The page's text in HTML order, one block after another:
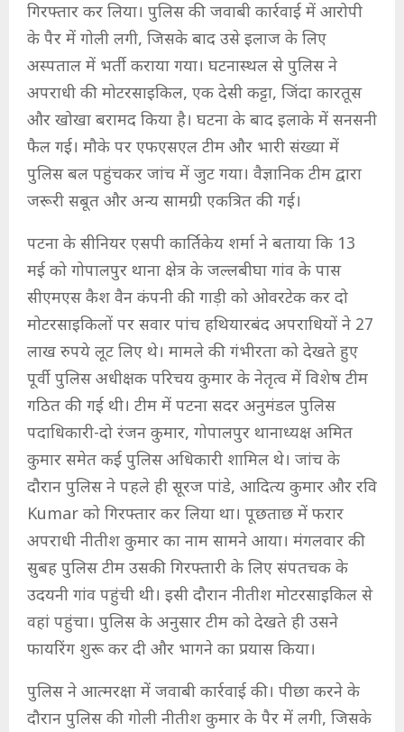
गिरफ्तार कर लिया। पुलिस की जवाबी कार्रवाई में आरोपी
के पैर में गोली लगी, जिसके बाद उसे इलाज के लिए
अस्पताल में भर्ती कराया गया। घटनास्थल से पुलिस ने
अपराधी की मोटरसाइकिल, एक देसी कट्टा, जिंदा कारतूस
और खोखा बरामद किया है। घटना के बाद इलाके में सनसनी
फैल गई। मौके पर एफएसएल टीम और भारी संख्या में
पुलिस बल पहुंचकर जांच में जुट गया। वैज्ञानिक टीम द्वारा
जरूरी सबूत और अन्य सामग्री एकत्रित की गई।
पटना के सीनियर एसपी कार्तिकेय शर्मा ने बताया कि 13
मई को गोपालपुर थाना क्षेत्र के जल्लबीघा गांव के पास
सीएमएस कैश वैन कंपनी की गाड़ी को ओवरटेक कर दो
मोटरसाइकिलों पर सवार पांच हथियारबंद अपराधियों ने 27
लाख रुपये लूट लिए थे। मामले की गंभीरता को देखते हुए
पूर्वी पुलिस अधीक्षक परिचय कुमार के नेतृत्व में विशेष टीम
गठित की गई थी। टीम में पटना सदर अनुमंडल पुलिस
पदाधिकारी-दो रंजन कुमार, गोपालपुर थानाध्यक्ष अमित
कुमार समेत कई पुलिस अधिकारी शामिल थे। जांच के
दौरान पुलिस ने पहले ही सूरज पांडे, आदित्य कुमार और रवि
Kumar को गिरफ्तार कर लिया था। पूछताछ में फरार
अपराधी नीतीश कुमार का नाम सामने आया। मंगलवार की
सुबह पुलिस टीम उसकी गिरफ्तारी के लिए संपतचक के
उदयनी गांव पहुंची थी। इसी दौरान नीतीश मोटरसाइकिल से
वहां पहुंचा। पुलिस के अनुसार टीम को देखते ही उसने
फायरिंग शुरू कर दी और भागने का प्रयास किया।
पुलिस ने आत्मरक्षा में जवाबी कार्रवाई की। पीछा करने के
दौरान पुलिस की गोली नीतीश कुमार के पैर में लगी, जिसके